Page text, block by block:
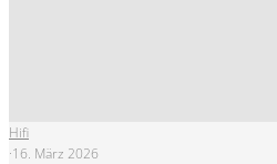
Hifi
·16. März 2026